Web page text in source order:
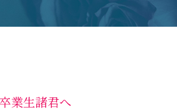
業生諸君へ